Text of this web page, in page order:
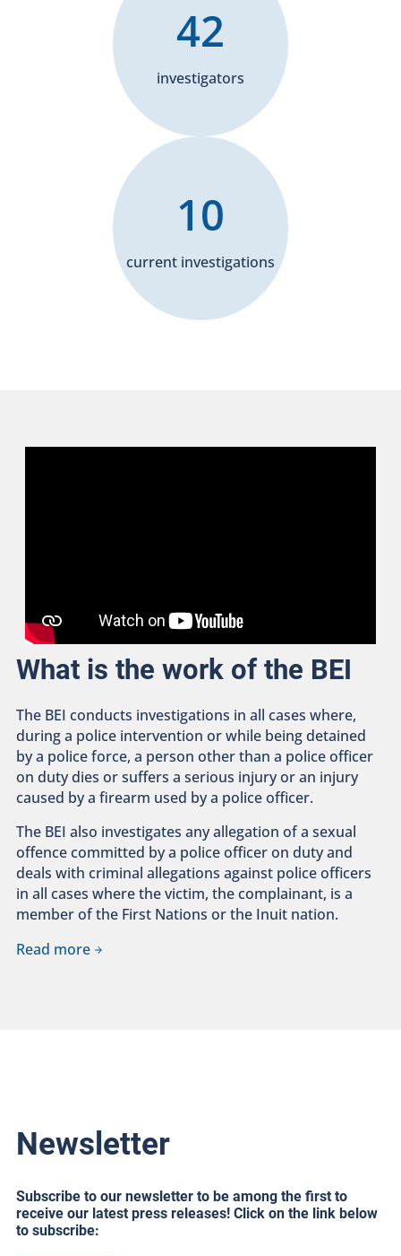
investigators
42
current investigations
10
What is the work of the BEI
The BEI conducts investigations in all cases where,
during a police intervention or while being detained
by a police force, a person other than a police officer
on duty dies or suffers a serious injury or an injury
caused by a firearm used by a police officer.
The BEI also investigates any allegation of a sexual
offence committed by a police officer on duty and
deals with criminal allegations against police officers
in all cases where the victim, the complainant, is a
member of the First Nations or the Inuit nation.
Read more
Newsletter
Subscribe to our newsletter to be among the first to
receive our latest press releases! Click on the link below
to subscribe: